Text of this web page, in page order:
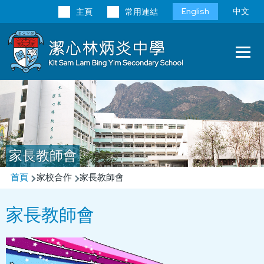
Language
switcher
English 中文
常用連結
主頁
家長教師會
導
連
結
首頁 家校合作 家長教師會
家長教師會